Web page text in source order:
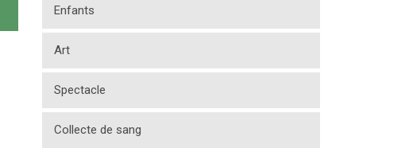
Enfants
Art
Spectacle
Collecte de sang